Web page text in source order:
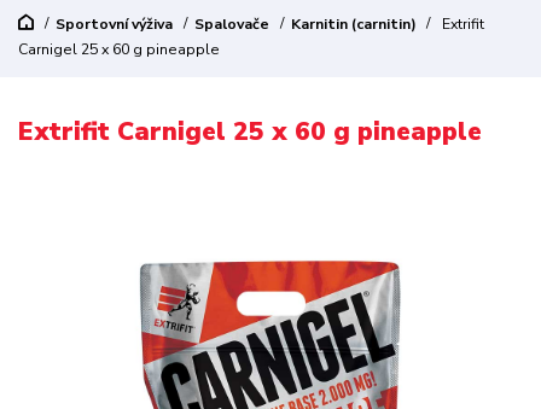
Sportovní výživa Spalovače Karnitin (carnitin)
Extrifit
Carnigel 25 x 60 g pineapple
Extrifit Carnigel 25 x 60 g pineapple